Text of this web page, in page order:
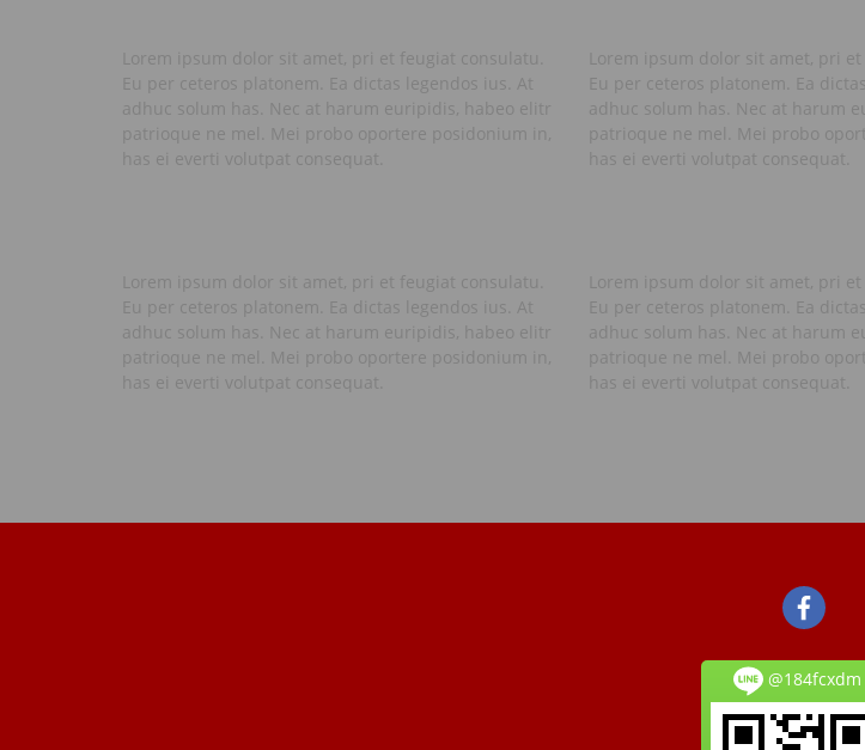
Lorem ipsum dolor sit amet, pri et feugiat consulatu.
Eu per ceteros platonem. Ea dictas legendos ius. At
adhuc solum has. Nec at harum euripidis, habeo elitr
patrioque ne mel. Mei probo oportere posidonium in,
has ei everti volutpat consequat.
Lorem ipsum dolor sit amet, pri et
Eu per ceteros platonem. Ea
adhuc solum has. Nec at harum
patrioque ne mel. Mei probo
has ei everti volutpat consequat.
Lorem ipsum dolor sit amet, pri et feugiat consulatu.
Eu per ceteros platonem. Ea dictas legendos ius. At
adhuc solum has. Nec at harum euripidis, habeo elitr
patrioque ne mel. Mei probo oportere posidonium in,
has ei everti volutpat consequat.
Lorem ipsum dolor sit amet, pri et
Eu per ceteros platonem. Ea
adhuc solum has. Nec at harum
patrioque ne mel. Mei probo
has ei everti volutpat consequat.
@184fcxdm